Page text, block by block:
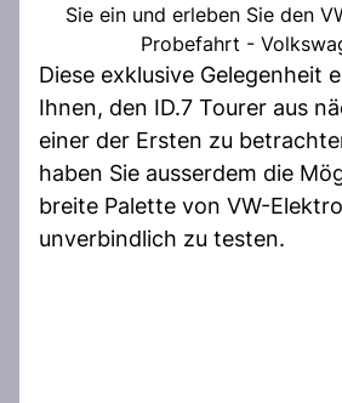
Sie ein und erleben Sie den
Probefahrt -
Diese exklusive Gelegenheit
Ihnen, den ID.7 Tourer aus
einer der Ersten zu
haben Sie ausserdem die
breite Palette von VW-
unverbindlich zu testen.